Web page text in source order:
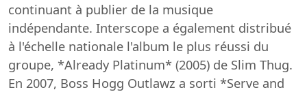
continuant à publier de la musique
indépendante. Interscope a également distribué
à l'échelle nationale l'album le plus réussi du
groupe, *Already Platinum* (2005) de Slim Thug.
En 2007, Boss Hogg Outlawz a sorti *Serve and